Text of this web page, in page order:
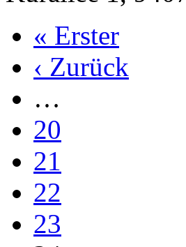
« Erster
‹ Zurück
…
20
21
22
23